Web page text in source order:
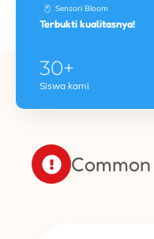
Sensori Bloom
Terbukti kualitasnya!
30+
Siswa kami